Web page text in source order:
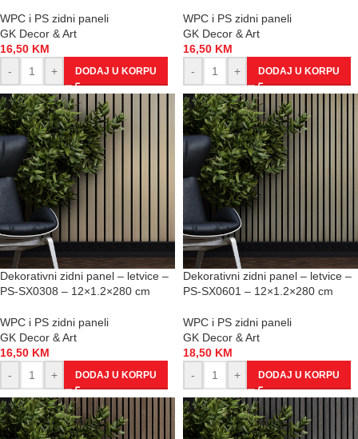
WPC i PS zidni paneli
GK Decor & Art
16,50 KM
-
+ DODAJ U KORPU
WPC i PS zidni paneli
GK Decor & Art
16,50 KM
-
+ DODAJ U KORPU
Dekorativni zidni panel – letvice –
PS-SX0308 – 12×1.2×280 cm
WPC i PS zidni paneli
GK Decor & Art
16,50 KM
-
+ DODAJ U KORPU
Dekorativni zidni panel – letvice –
PS-SX0601 – 12×1.2×280 cm
WPC i PS zidni paneli
GK Decor & Art
18,50 KM
-
+ DODAJ U KORPU